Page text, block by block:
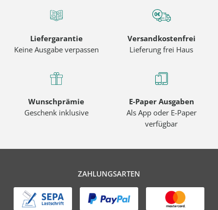
Liefergarantie
Keine Ausgabe verpassen
Versandkostenfrei
Lieferung frei Haus
Wunschprämie
Geschenk inklusive
E-Paper Ausgaben
Als App oder E-Paper
verfügbar
ZAHLUNGSARTEN